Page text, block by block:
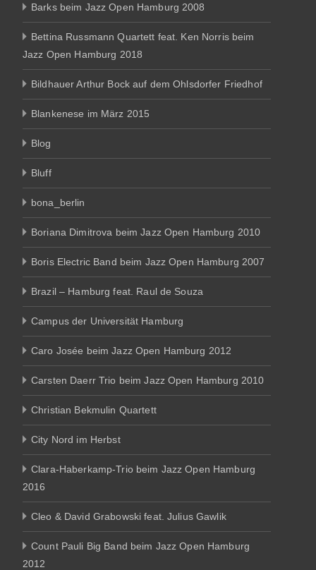
Barks beim Jazz Open Hamburg 2008
Bettina Russmann Quartett feat. Ken Norris beim
Jazz Open Hamburg 2018
Bildhauer Arthur Bock auf dem Ohlsdorfer Friedhof
Blankenese im März 2015
Blog
Bluff
bona_berlin
Boriana Dimitrova beim Jazz Open Hamburg 2010
Boris Electric Band beim Jazz Open Hamburg 2007
Brazil – Hamburg feat. Raul de Souza
Campus der Universität Hamburg
Caro Josée beim Jazz Open Hamburg 2012
Carsten Daerr Trio beim Jazz Open Hamburg 2010
Christian Bekmulin Quartett
City Nord im Herbst
Clara-Haberkamp-Trio beim Jazz Open Hamburg
2016
Cleo & David Grabowski feat. Julius Gawlik
Count Pauli Big Band beim Jazz Open Hamburg
2012